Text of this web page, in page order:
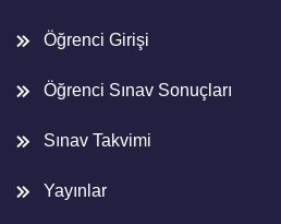
Öğrenci Girişi
Öğrenci Sınav Sonuçları
Sınav Takvimi
Yayınlar